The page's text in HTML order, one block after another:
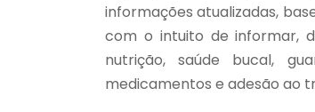
informações atualizadas,
com o intuito de informar,
nutrição, saúde bucal,
medicamentos e adesão ao